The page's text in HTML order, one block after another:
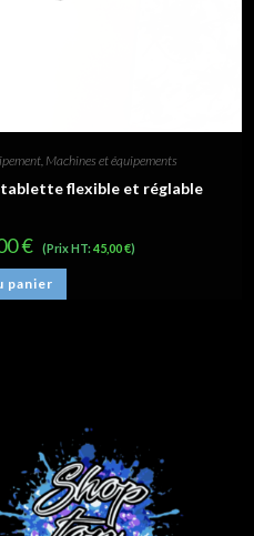
Machines et équipements
flexible et réglable
€ (Prix HT:45,00€)
panier